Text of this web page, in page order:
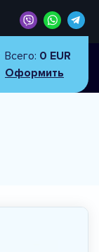
Всего: 0 EUR
Оформить